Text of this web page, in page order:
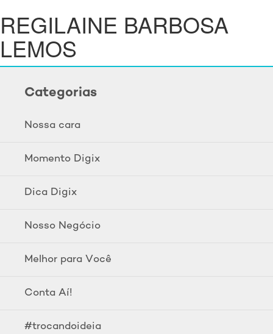
REGILAINE BARBOSA
LEMOS
Categorias
Nossa cara
Momento Digix
Dica Digix
Nosso Negócio
Melhor para Você
Conta Aí!
#trocandoideia